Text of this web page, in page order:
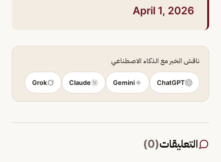
April 1, 2026
ناقش الخبر مع الذكاء الاصطناعي
ChatGPT
Gemini
Claude
Grok
التعليقات(
0
)